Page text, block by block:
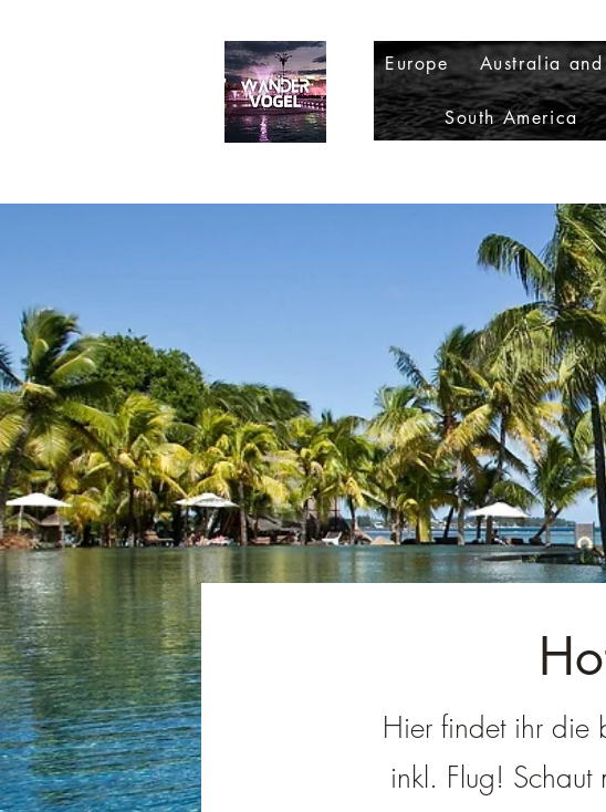
Europe Australia
South America
Hier findet ihr die
inkl. Flug!